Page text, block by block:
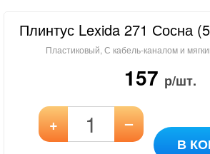
Плинтус Lexida 271 Сосна
Пластиковый, С кабель-каналом и
157 р/шт.
+ –
В